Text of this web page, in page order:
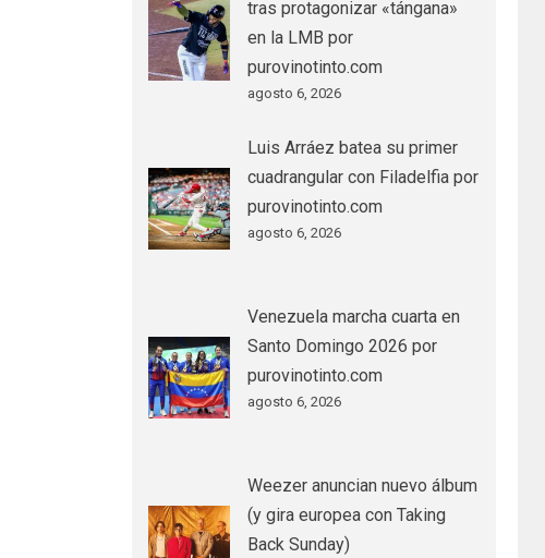
tras protagonizar «tángana»
en la LMB por
purovinotinto.com
agosto 6, 2026
Luis Arráez batea su primer
cuadrangular con Filadelfia por
purovinotinto.com
agosto 6, 2026
Venezuela marcha cuarta en
Santo Domingo 2026 por
purovinotinto.com
agosto 6, 2026
Weezer anuncian nuevo álbum
(y gira europea con Taking
Back Sunday)